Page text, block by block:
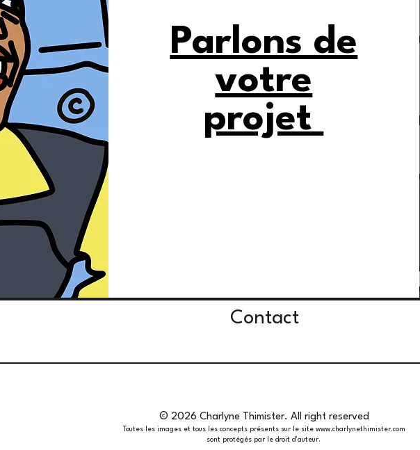
Parlons de
votre
projet
Contact
© 2026 Charlyne Thimister. All right reserved
Toutes les images et tous les concepts présents sur le site www.charlynethimister.com
sont protégés par le droit d'auteur.